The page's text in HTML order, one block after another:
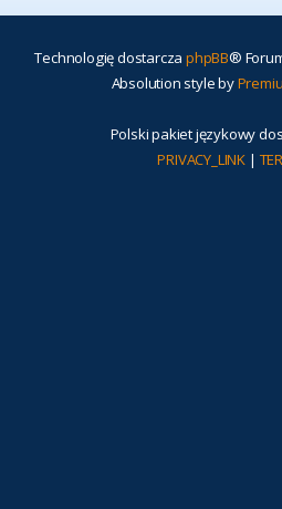
Technologię dostarcza phpBB®
Absolution style by
Polski pakiet językowy
PRIVACY_LINK |